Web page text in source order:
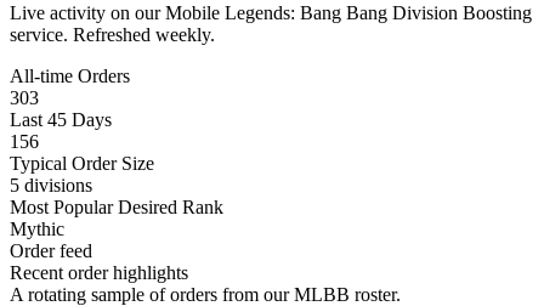
Live activity on our Mobile Legends: Bang Bang Division Boosting
service. Refreshed weekly.
All-time Orders
303
Last 45 Days
156
Typical Order Size
5 divisions
Most Popular Desired Rank
Mythic
Order feed
Recent order highlights
A rotating sample of orders from our MLBB roster.